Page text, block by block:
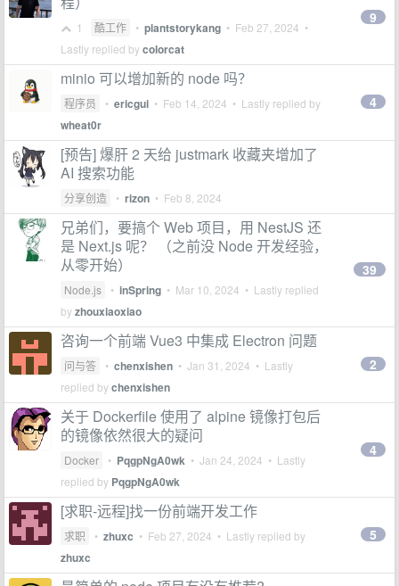
1 酷工作 • plantstorykang • Feb 27, 2024 •
Lastly replied bycolorcat
9
minio 可以增加新的 node 吗？
程序员 • ericgui • Feb 14, 2024 • Lastly replied by
wheat0r
4
[预告] 爆肝 2 天给 justmark 收藏夹增加了
AI 搜索功能
分享创造 • rizon • Feb 8, 2024
兄弟们，要搞个 Web 项目，用 NestJS 还
是 Next.js 呢？ （之前没 Node 开发经验，
从零开始）
Node.js • inSpring • Mar 10, 2024 • Lastly replied
byzhouxiaoxiao
39
咨询一个前端 Vue3 中集成 Electron 问题
问与答 • chenxishen • Jan 31, 2024 • Lastly
replied bychenxishen
2
关于 Dockerfile 使用了 alpine 镜像打包后
的镜像依然很大的疑问
Docker • PqgpNgA0wk • Jan 24, 2024 • Lastly
replied by PqgpNgA0wk
4
[求职-远程]找一份前端开发工作
求职 • zhuxc • Feb 27, 2024 • Lastly replied by
zhuxc
5